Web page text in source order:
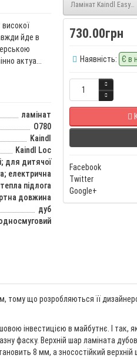
високої
йде в
актуа...
ламінат
O780
Kaindl
Kaindl Loc
для дитячої
електрична
тепла підлога
довжина
дуб
Ламінат Kaindl Easy
730.00грн
Наявність: Є в
Facebook
Twitter
Google+
тому що розробляються її
інвестицією в майбутнє. І так,
фаску. Верхній шар ламіната
8 мм, а зносостійкий верхній